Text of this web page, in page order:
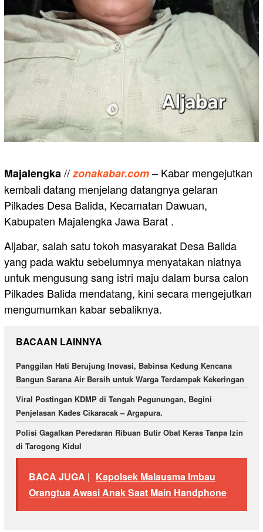
Majalengka//zonakabar.com– Kabar mengejutkan
kembali datang menjelang datangnya gelaran
Pilkades Desa Balida, Kecamatan Dawuan,
Kabupaten Majalengka Jawa Barat .
Aljabar, salah satu tokoh masyarakat Desa Balida
yang pada waktu sebelumnya menyatakan niatnya
untuk mengusung sang istri maju dalam bursa calon
Pilkades Balida mendatang, kini secara mengejutkan
mengumumkan kabar sebaliknya.
BACAAN LAINNYA
Panggilan Hati Berujung Inovasi, Babinsa Kedung Kencana
Bangun Sarana Air Bersih untuk Warga Terdampak Kekeringan
Viral Postingan KDMP di Tengah Pegunungan, Begini
Penjelasan Kades Cikaracak – Argapura.
Polisi Gagalkan Peredaran Ribuan Butir Obat Keras Tanpa Izin
di Tarogong Kidul
BACA JUGA | Kapolsek Malausma Imbau
Orangtua Awasi Anak Saat Main Handphone